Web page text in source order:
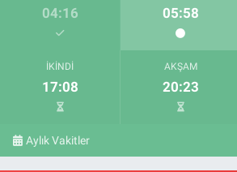
04:16 05:58
İKINDI
17:08
AKŞAM
20:23
Aylık Vakitler